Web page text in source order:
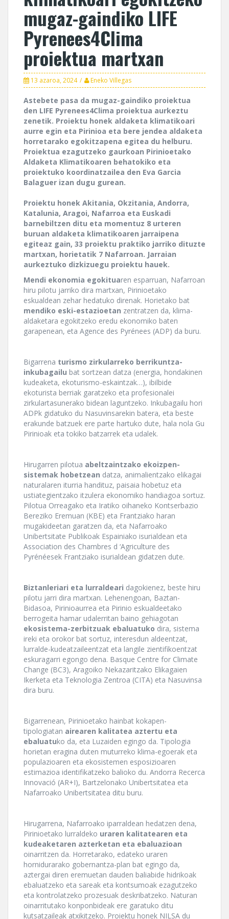
mugaz-gaindiko LIFE
Pyrenees4Clima
proiektua martxan
13 azaroa, 2024 Eneko Villegas
Astebete pasa da mugaz-gaindiko proiektua
den LIFE Pyrenees4Clima proiektua aurkeztu
zenetik. Proiektu honek aldaketa klimatikoari
aurre egin eta Pirinioa eta bere jendea aldaketa
horretarako egokitzapena egitea du helburu.
Proiektua ezagutzeko gaurkoan Pirinioetako
Aldaketa Klimatikoaren behatokiko eta
proiektuko koordinatzailea den Eva Garcia
Balaguer izan dugu gurean.
Proiektu honek Akitania, Okzitania, Andorra,
Katalunia, Aragoi, Nafarroa eta Euskadi
barnebiltzen ditu eta momentuz 8 urteren
buruan aldaketa klimatikoaren jarraipena
egiteaz gain, 33 proiektu praktiko jarriko dituzte
martxan, horietatik 7 Nafarroan. Jarraian
aurkeztuko dizkizuegu proiektu hauek.
Mendi ekonomia egokituaren esparruan, Nafarroan
hiru pilotu jarriko dira martxan, Pirinioetako
eskualdean zehar hedatuko direnak. Horietako bat
mendiko eski-estazioetan zentratzen da, klima-
aldaketara egokitzeko eredu ekonomiko baten
garapenean, eta Agence des Pyrénees (ADP) da buru.
Bigarrena turismo zirkularreko berrikuntza-
inkubagailu bat sortzean datza (energia, hondakinen
kudeaketa, ekoturismo-eskaintzak…), ibilbide
ekoturista berriak garatzeko eta profesionalei
zirkulartasunerako bidean laguntzeko. Inkubagailu hori
ADPk gidatuko du Nasuvinsarekin batera, eta beste
erakunde batzuek ere parte hartuko dute, hala nola Gu
Pirinioak eta tokiko batzarrek eta udalek.
Hirugarren pilotua abeltzaintzako ekoizpen-
sistemak hobetzean datza, animalientzako elikagai
naturalaren iturria handituz, paisaia hobetuz eta
ustiategientzako itzulera ekonomiko handiagoa sortuz.
Pilotua Orreagako eta Iratiko oihaneko Kontserbazio
Bereziko Eremuan (KBE) eta Frantziako haran
mugakideetan garatzen da, eta Nafarroako
Unibertsitate Publikoak Espainiako isurialdean eta
Association des Chambres d ‘Agriculture des
Pyrénéesek Frantziako isurialdean gidatzen dute.
Biztanleriari eta lurraldeari dagokienez, beste hiru
pilotu jarri dira martxan. Lehenengoan, Baztan-
Bidasoa, Pirinioaurrea eta Pirinio eskualdeetako
berrogeita hamar udalerritan baino gehiagotan
ekosistema-zerbitzuak ebaluatuko dira, sistema
ireki eta orokor bat sortuz, interesdun aldeentzat,
lurralde-kudeatzaileentzat eta langile zientifikoentzat
eskuragarri egongo dena. Basque Centre for Climate
Change (BC3), Aragoiko Nekazaritzako Elikagaien
Ikerketa eta Teknologia Zentroa (CITA) eta Nasuvinsa
dira buru.
Bigarrenean, Pirinioetako hainbat kokapen-
tipologiatan airearen kalitatea aztertu eta
ebaluatuko da, eta Luzaiden egingo da. Tipologia
horietan eragina duten muturreko klima-egoerak eta
populazioaren eta ekosistemen esposizioaren
estimazioa identifikatzeko balioko du. Andorra Recerca
Innovació (AR+I), Bartzelonako Unibertsitatea eta
Nafarroako Unibertsitatea ditu buru.
Hirugarrena, Nafarroako iparraldean hedatzen dena,
Pirinioetako lurraldeko uraren kalitatearen eta
kudeaketaren azterketan eta ebaluazioan
oinarritzen da. Horretarako, edateko uraren
hornidurarako gobernantza-plan bat egingo da,
aztergai diren eremuetan dauden baliabide hidrikoak
ebaluatzeko eta sareak eta kontsumoak ezagutzeko
eta kontrolatzeko prozesuak deskribatzeko. Naturan
oinarritutako konponbideak ere garatuko ditu
kutsatzaileak atxikitzeko. Proiektu honek NILSA du